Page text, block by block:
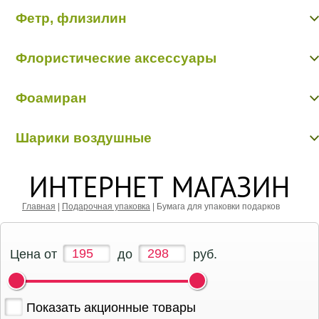
Проволока алюминиевая
Фетр однотонный 50 см/20 м (пр-во Корея)
Фетр, флизилин
Флористические аксессуары
Бусинки, бисер, булавки
Перья, наполнители
Фоамиран
Шарики воздушные
ИНТЕРНЕТ МАГАЗИН
Главная Подарочная упаковка Бумага для упаковки подарков
Цена от до руб.
Показать акционные товары